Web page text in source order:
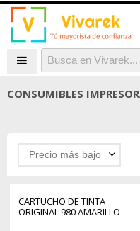
CONSUMIBLES
Precio más bajo
CARTUCHO DE TINTA
ORIGINAL 980 AMARILLO